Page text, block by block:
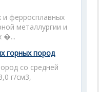
ферросплавных
металлургии и
�...
горных пород
со средней
г/см3,